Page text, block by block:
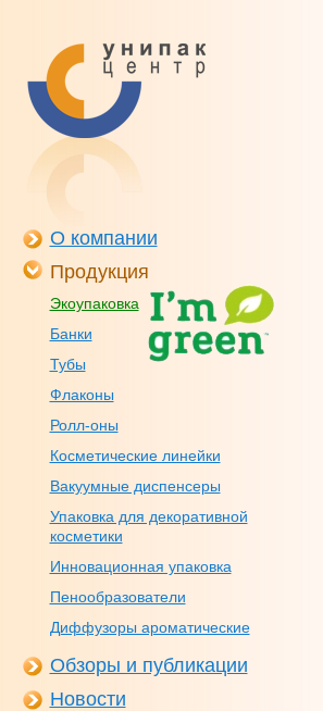
О компании
Продукция
Экоупаковка
Банки
Тубы
Флаконы
Ролл-оны
Косметические линейки
Вакуумные диспенсеры
Упаковка для декоративной
косметики
Инновационная упаковка
Пенообразователи
Диффузоры ароматические
Обзоры и публикации
Новости